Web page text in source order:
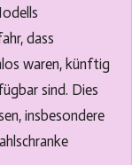
dass
waren, künftig
sind. Dies
insbesondere